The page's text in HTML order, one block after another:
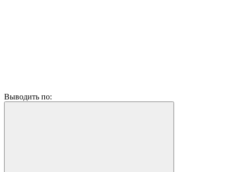
Выводить по: